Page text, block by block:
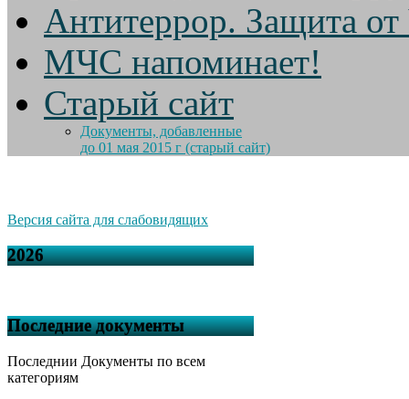
Антитеррор. Защита
МЧС напоминает!
Старый сайт
Документы, добавленные
до 01 мая 2015 г (старый сайт)
Версия сайта для слабовидящих
2026
Последние документы
Последнии Документы по всем
категориям